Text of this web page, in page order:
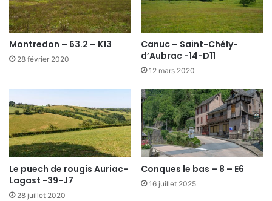
Montredon – 63.2 – K13
28 février 2020
Canuc – Saint-Chély-
d’Aubrac -14-D11
12 mars 2020
Le puech de rougis Auriac-
Lagast -39-J7
28 juillet 2020
Conques le bas – 8 – E6
16 juillet 2025